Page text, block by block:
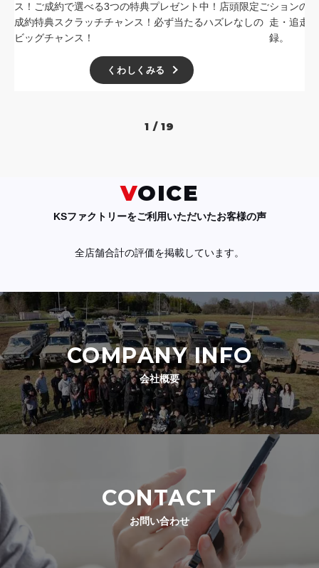
ス！ご成約で選べる3つの特典プレゼント中！店頭限定ご
成約特典スクラッチチャンス！必ず当たるハズレなしの
ビッグチャンス！
くわしくみる
ションの
走・追走
録。
1 / 19
VOICE
KSファクトリーをご利用いただいたお客様の声
全店舗合計の評価を掲載しています。
COMPANY INFO
会社概要
CONTACT
お問い合わせ